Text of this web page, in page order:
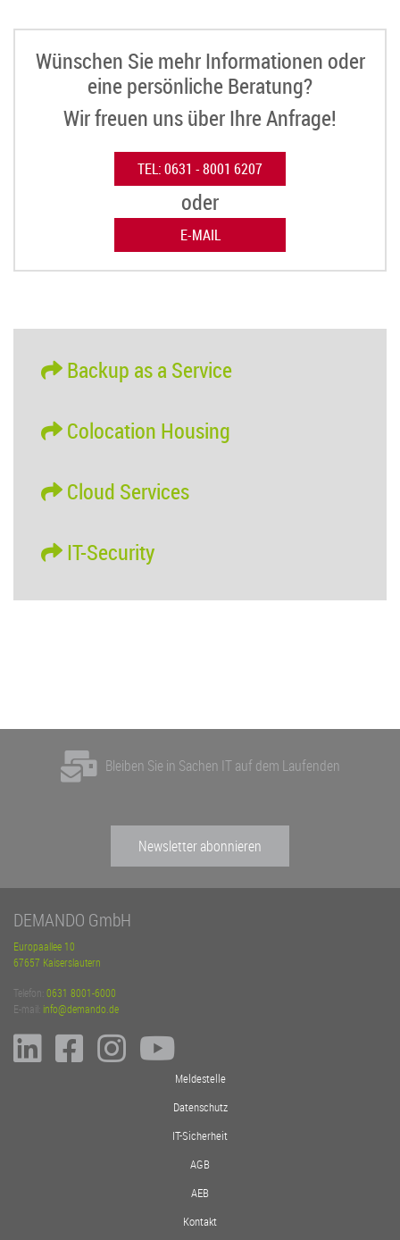
Wünschen Sie mehr Informationen oder
eine persönliche Beratung?
Wir freuen uns über Ihre Anfrage!
TEL: 0631 - 8001 6207
oder
E-MAIL
Backup as a Service
Colocation Housing
Cloud Services
IT-Security
Bleiben Sie in Sachen IT auf dem Laufenden
Newsletter abonnieren
DEMANDO GmbH
Europaallee 10
67657 Kaiserslautern
Telefon: 0631 8001-6000
E-mail: info@demando.de
Meldestelle
Datenschutz
IT-Sicherheit
AGB
AEB
Kontakt